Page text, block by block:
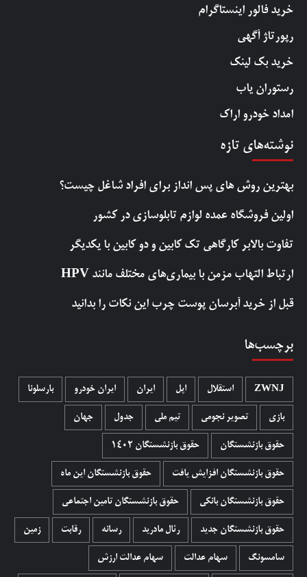
خرید فالور اینستاگرام
رپورتاژ آگهی
خرید بک لینک
رستوران یاب
امداد خودرو اراک
نوشته‌های تازه
بهترین روش‌ های پس‌ انداز برای افراد شاغل چیست؟
اولین فروشگاه عمده لوازم تابلوسازی در کشور
تفاوت بالابر کارگاهی تک کابین و دو کابین با یکدیگر
ارتباط التهاب مزمن با بیماری‌های مختلف مانند HPV
قبل از خرید آبرسان پوست چرب این نکات را بدانید
برچسب‌ها
ZWNJ استقلال اپل ایران ایران خودرو بارسلونا
بازی تصویر نجومی تیم ملی جدول جهان
حقوق بازنشستگان حقوق بازنشستگان 1402
حقوق بازنشستگان افزایش یافت حقوق بازنشستگان این ماه
حقوق بازنشستگان بانکی حقوق بازنشستگان تامین اجتماعی
حقوق بازنشستگان جدید رئال مادرید رسانه رقابت زمین
سامسونگ سهام عدالت سهام عدالت ارزش